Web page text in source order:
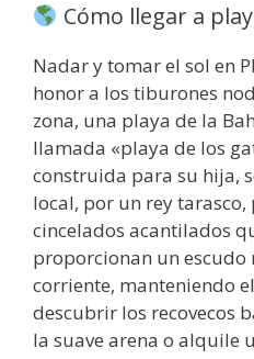
Cómo llegar a
Nadar y tomar el sol en
honor a los tiburones
zona, una playa de la
llamada «playa de los
construida para su hija,
local, por un rey tarasco,
cincelados acantilados
proporcionan un
corriente, manteniendo
descubrir los recovecos
la suave arena o alquile